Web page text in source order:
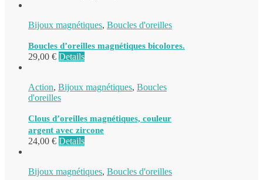
Bijoux magnétiques, Boucles d'oreilles
Boucles d’oreilles magnétiques bicolores.
29,00 € Details
Action, Bijoux magnétiques, Boucles
d'oreilles
Clous d’oreilles magnétiques, couleur
argent avec zircone
24,00 € Details
Bijoux magnétiques, Boucles d'oreilles